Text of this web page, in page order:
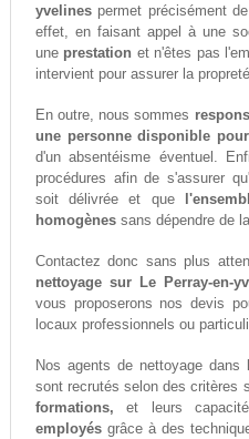
yvelinespermet précisément de
effet, en faisant appel à une
une prestation et n'êtes pas
intervient pour assurer la
En outre, nous sommes
une personne disponible
d'un absentéisme éventuel.
procédures afin de s'assurer
soit délivrée et que
homogènessans dépendre de
Contactez donc sans plus
nettoyage sur Le Perray-en-
vous proposerons nos devis
locaux professionnels ou
Nos agents de nettoyage
sont recrutés selon des critères
formations, et leurs
employésgrâce à des